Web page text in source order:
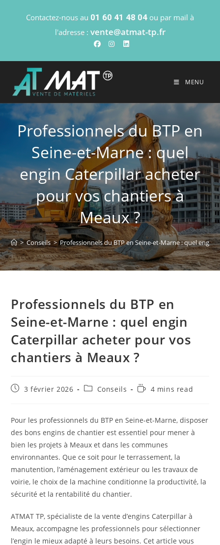
Contactez-nous au 01 60 41 48 04 ou par mail à
l'adresse : vente@atmat-tp.fr
MENU
Professionnels du BTP en
Seine-et-Marne : quel
engin Caterpillar acheter
pour vos chantiers à
Meaux ?
> Conseils > Professionnels du BTP en Seine-et-Marne : quel
Professionnels du BTP en
Seine-et-Marne : quel engin
Caterpillar acheter pour vos
chantiers à Meaux ?
3 février 2026 Conseils 4 mins read
Pour les professionnels du BTP en Seine-et-Marne, disposer
des bons engins de chantier est essentiel pour mener à
bien les projets à Meaux et dans les communes
environnantes. Que ce soit pour le terrassement, la
manutention, l’aménagement extérieur ou les travaux de
voirie, le choix de la machine conditionne la productivité, la
sécurité et la rentabilité du chantier.
ATMAT TP, spécialiste de la vente d’engins Caterpillar à
Meaux, accompagne les professionnels pour sélectionner
l’engin le mieux adapté à leurs besoins. Cet article vous